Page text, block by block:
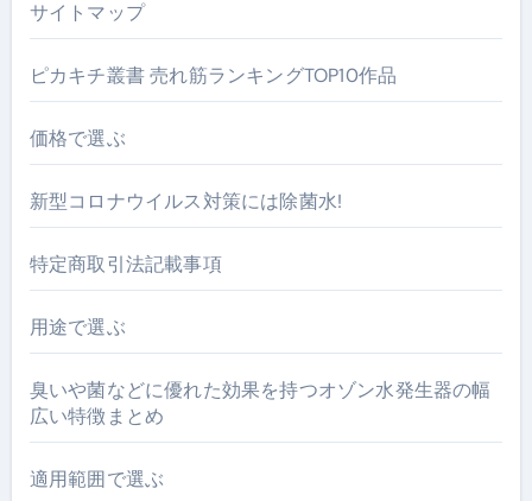
サイトマップ
ピカキチ叢書 売れ筋ランキングTOP10作品
価格で選ぶ
新型コロナウイルス対策には除菌水!
特定商取引法記載事項
用途で選ぶ
臭いや菌などに優れた効果を持つオゾン水発生器の幅
広い特徴まとめ
適用範囲で選ぶ